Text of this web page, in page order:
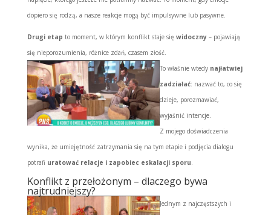
dopiero się rodzą, a nasze reakcje mogą być impulsywne lub pasywne.
Drugi etap to moment, w którym konflikt staje się widoczny– pojawiają
się nieporozumienia, różnice zdań, czasem złość.
To właśnie wtedy najłatwiej
zadziałać: nazwać to, co się
dzieje, porozmawiać,
wyjaśnić intencje.
Z mojego doświadczenia
wynika, że umiejętność zatrzymania się na tym etapie i podjęcia dialogu
potrafi uratować relacje i zapobiec eskalacji sporu
Konflikt z przełożonym – dlaczego bywa
najtrudniejszy?
Jednym z najczęstszych i